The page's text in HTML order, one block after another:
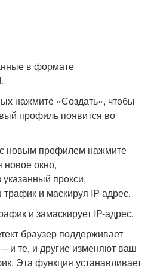
в формате
нажмите «Создать», чтобы
профиль появится во
новым профилем нажмите
новое окно,
прокси,
и маскируя IP-адрес.
и замаскирует IP-адрес.
браузер поддерживает
те, и другие изменяют ваш
Эта функция устанавливает